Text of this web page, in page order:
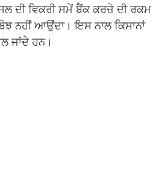
ਦੀ ਵਿਕਰੀ ਸਮੇਂ ਬੈਂਕ ਕਰਜ਼ੇ ਦੀ ਰਕਮ
ਬੋਝ ਨਹੀਂ ਆਉਂਦਾ। ਇਸ ਨਾਲ ਕਿਸਾਨਾਂ
ਜਾਂਦੇ ਹਨ।